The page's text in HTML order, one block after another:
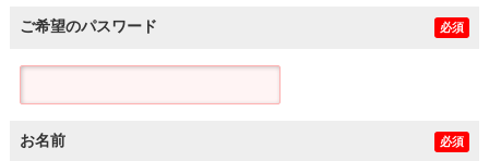
ご希望のパスワード 必須
お名前 必須